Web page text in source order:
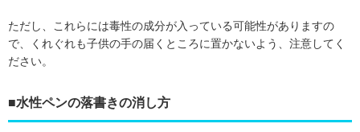
ただし、これらには毒性の成分が入っている可能性がありますの
で、くれぐれも子供の手の届くところに置かないよう、注意してく
ださい。
■水性ペンの落書きの消し方